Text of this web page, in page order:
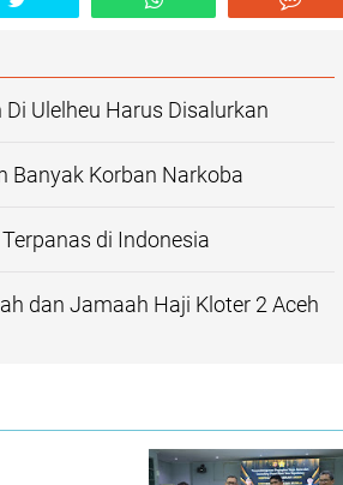
Ulelheu Harus Disalurkan
Banyak Korban Narkoba
di Indonesia
dan Jamaah Haji Kloter 2 Aceh